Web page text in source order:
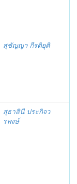
สุชัญญา กีรติยุติ
สุธาสินี ประกิจว
รพงษ์